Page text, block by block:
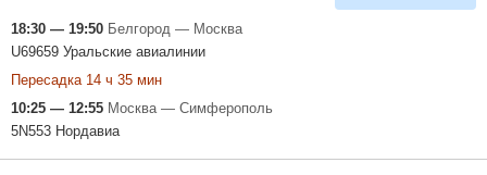
18:30 — 19:50 Белгород — Москва
U69659 Уральские авиалинии
Пересадка 14 ч 35 мин
10:25 — 12:55 Москва — Симферополь
5N553 Нордавиа